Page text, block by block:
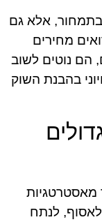
אלא גם
מחירים
הם נוטים לשוב
בהבנת השוק
מאסטרטגיות
לנתח